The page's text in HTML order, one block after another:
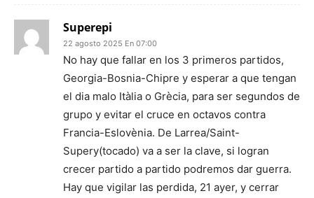
Superepi
22 agosto 2025 En 07:00
No hay que fallar en los 3 primeros partidos,
Georgia-Bosnia-Chipre y esperar a que tengan
el dia malo Itàlia o Grècia, para ser segundos de
grupo y evitar el cruce en octavos contra
Francia-Eslovènia. De Larrea/Saint-
Supery(tocado) va a ser la clave, si logran
crecer partido a partido podremos dar guerra.
Hay que vigilar las perdida, 21 ayer, y cerrar